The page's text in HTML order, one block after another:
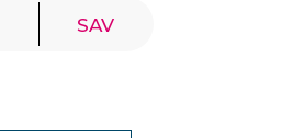
SAV